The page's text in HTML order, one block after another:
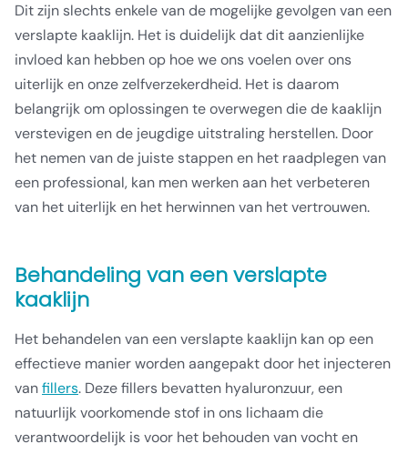
Dit zijn slechts enkele van de mogelijke gevolgen van een
verslapte kaaklijn. Het is duidelijk dat dit aanzienlijke
invloed kan hebben op hoe we ons voelen over ons
uiterlijk en onze zelfverzekerdheid. Het is daarom
belangrijk om oplossingen te overwegen die de kaaklijn
verstevigen en de jeugdige uitstraling herstellen. Door
het nemen van de juiste stappen en het raadplegen van
een professional, kan men werken aan het verbeteren
van het uiterlijk en het herwinnen van het vertrouwen.
Behandeling van een verslapte
kaaklijn
Het behandelen van een verslapte kaaklijn kan op een
effectieve manier worden aangepakt door het injecteren
vanfillers. Deze fillers bevatten hyaluronzuur, een
natuurlijk voorkomende stof in ons lichaam die
verantwoordelijk is voor het behouden van vocht en